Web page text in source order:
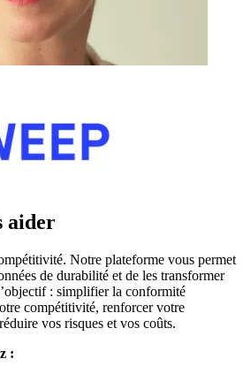
aider
Notre plateforme vous permet
de durabilité et de les transformer
: simplifier la conformité
compétitivité, renforcer votre
vos risques et vos coûts.
: